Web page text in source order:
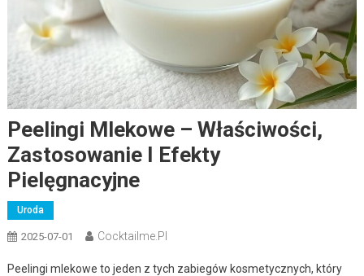
Peelingi Mlekowe – Właściwości,
Zastosowanie I Efekty
Pielęgnacyjne
Uroda
2025-07-01 Cocktailme.pl
Peelingi mlekowe to jeden z tych zabiegów kosmetycznych, który